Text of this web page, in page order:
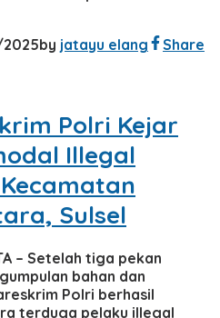
by jatayu elang
Share
Polri Kejar
Illegal
Sulsel
– Setelah tiga pekan
bahan dan
Polri berhasil
terduga pelaku illegal